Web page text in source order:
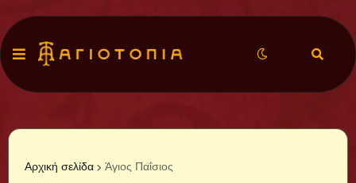
Αρχική σελίδα Άγιος Παΐσιος